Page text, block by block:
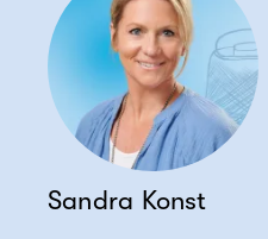
Sandra Konst